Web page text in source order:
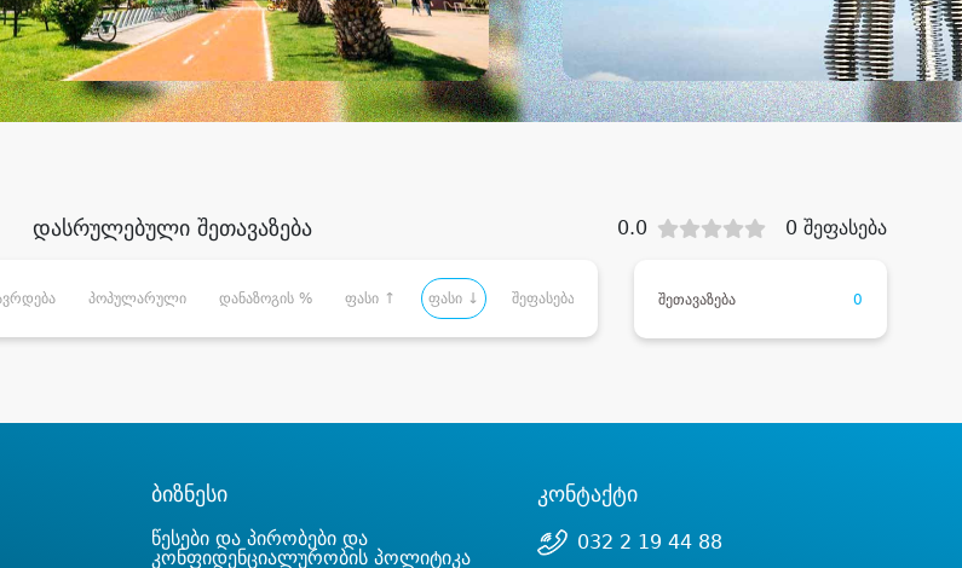
დასრულებული შეთავაზება 0.0 0 შეფასება
პოპულარული დანაზოგის % ფასი ↑ ფასი ↓ შეფასება შეთავაზება 0
ბიზნესი
წესები და პირობები და
კონფიდენციალურობის პოლიტიკა
კონტაქტი
032 2 19 44 88